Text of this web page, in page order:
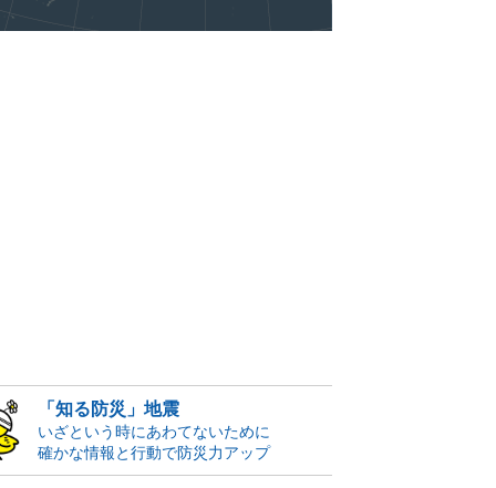
「知る防災」地震
いざという時にあわてないために
確かな情報と行動で防災力アップ